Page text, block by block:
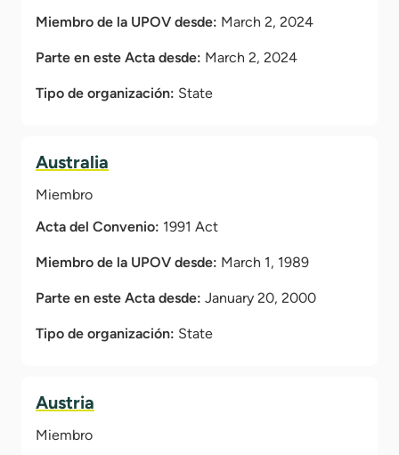
Miembro de la UPOV desde: March 2, 2024
Parte en este Acta desde: March 2, 2024
Tipo de organización: State
Australia
Miembro
Acta del Convenio: 1991 Act
Miembro de la UPOV desde: March 1, 1989
Parte en este Acta desde: January 20, 2000
Tipo de organización: State
Austria
Miembro